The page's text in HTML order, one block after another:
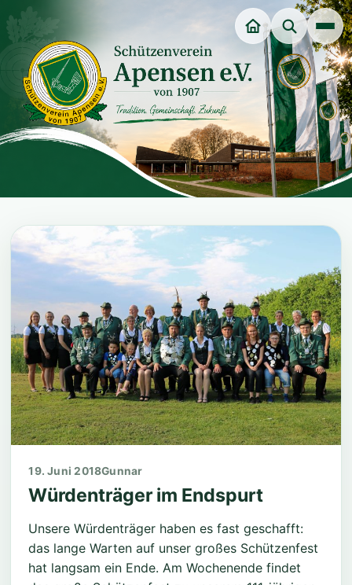
Unsere Würdenträger
Veranstaltungen
Jungschützenverein
Jugendgruppe
Ergebnisse Pokalschießen 2025
19. Juni 2018Gunnar
Würdenträger im Endspurt
Unsere Würdenträger haben es fast geschafft:
das lange Warten auf unser großes Schützenfest
hat langsam ein Ende. Am Wochenende findet